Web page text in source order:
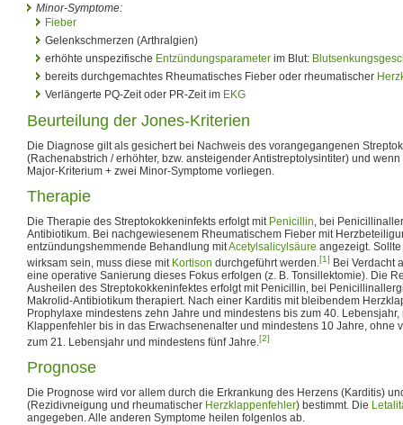
Minor-Symptome:
Fieber
Gelenkschmerzen (Arthralgien)
erhöhte unspezifische Entzündungsparameter im Blut:
bereits durchgemachtes Rheumatisches Fieber oder rheumatischer
Verlängerte PQ-Zeit oder PR-Zeit im EKG
Beurteilung der Jones-Kriterien
Die Diagnose gilt als gesichert bei Nachweis des vorangegangenen
(Rachenabstrich / erhöhter, bzw. ansteigender Antistreptolysintiter) und
Major-Kriterium + zwei Minor-Symptome vorliegen.
Therapie
Die Therapie des Streptokokkeninfekts erfolgt mit Penicillin, bei
Antibiotikum. Bei nachgewiesenem Rheumatischem Fieber mit
entzündungshemmende Behandlung mitAcetylsalicylsäure angezeigt.
wirksam sein, muss diese mit Kortison durchgeführt werden.[1] Bei Verdacht
eine operative Sanierung dieses Fokus erfolgen (z. B. Tonsillektomie). Die
Ausheilen des Streptokokkeninfektes erfolgt mit Penicillin, bei
Makrolid-Antibiotikum therapiert. Nach einer Karditis mit bleibendem
Prophylaxe mindestens zehn Jahre und mindestens bis zum 40.
Klappenfehler bis in das Erwachsenenalter und mindestens 10 Jahre, ohne
zum 21. Lebensjahr und mindestens fünf Jahre.[2]
Prognose
Die Prognose wird vor allem durch die Erkrankung des Herzens (Karditis)
(Rezidivneigung und rheumatischer Herzklappenfehler) bestimmt. Die
angegeben. Alle anderen Symptome heilen folgenlos ab.